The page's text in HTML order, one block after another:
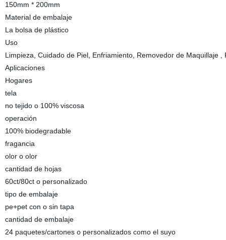
150mm * 200mm
Material de embalaje
La bolsa de plástico
Uso
Limpieza, Cuidado de Piel, Enfriamiento, Removedor de Maquillaje
Aplicaciones
Hogares
tela
no tejido o 100% viscosa
operación
100% biodegradable
fragancia
olor o olor
cantidad de hojas
60ct/80ct o personalizado
tipo de embalaje
pe+pet con o sin tapa
cantidad de embalaje
24 paquetes/cartones o personalizados como el suyo